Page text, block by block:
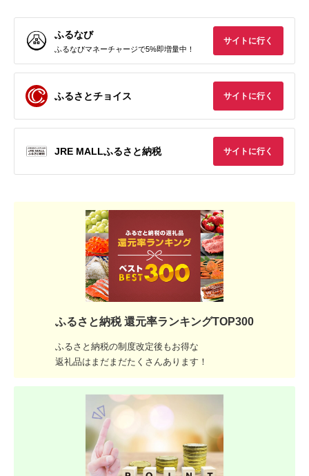
ふるなび
ふるなびマネーチャージで5%即増量中！
サイトに行く
ふるさとチョイス サイトに行く
JRE MALLふるさと納税 サイトに行く
ふるさと納税 還元率ランキングTOP300
ふるさと納税の制度改定後もお得な
返礼品はまだまだたくさんあります！